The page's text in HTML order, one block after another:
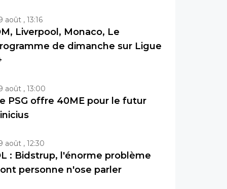
août , 13:16
Liverpool, Monaco, Le
de dimanche sur Ligue
août , 13:00
PSG offre 40ME pour le futur
août , 12:30
: Bidstrup, l'énorme problème
personne n'ose parler